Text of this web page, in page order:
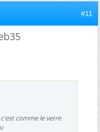
#11
comme le verre